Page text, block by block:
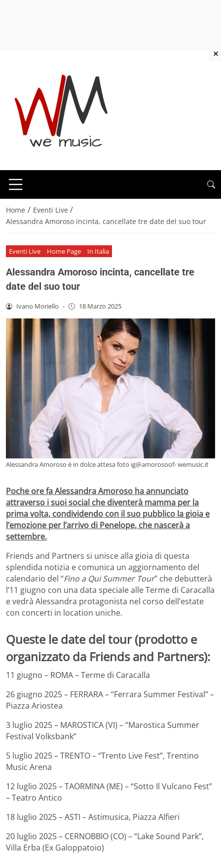
Home / Eventi Live /
Alessandra Amoroso incinta, cancellate tre date del suo tour
Eventi Live Home Page In Italia
Alessandra Amoroso incinta, cancellate tre
date del suo tour
Ivano Moriello - 18 Marzo 2025
Alessandra Amoroso è in dolce attesa foto ig@amorosoof- wemusic.it
Poche ore fa Alessandra Amoroso ha annunciato
attraverso i suoi social che diventerà mamma per la
prima volta, condividendo con il suo pubblico la gioia e
l’emozione per l’arrivo di Penelope, che nascerà a
settembre.
Friends and Partners si unisce alla gioia di questa
splendida notizia e comunica un aggiornamento del
calendario del “Fino a Qui Summer Tour” che debutterà
l’11 giugno con una data speciale alle Terme di Caracalla
e vedrà Alessandra protagonista nel corso dell’estate
con concerti in location uniche.
Queste le date del tour (prodotto e
organizzato da Friends and Partners):
11 giugno – ROMA – Terme di Caracalla
26 giugno 2025 – FERRARA – “Ferrara Summer Festival” –
Piazza Ariostea
3 luglio 2025 – MAROSTICA (VI) – “Marostica Summer
Festival Volksbank”
5 luglio 2025 – TRENTO – “Trento Live Fest”, Trentino
Music Arena
12 luglio 2025 – TAORMINA (ME) – “Sotto Il Vulcano Fest”
– Teatro Antico
18 luglio 2025 – ASTI – Astimusica, Piazza Alfieri
20 luglio 2025 – CERNOBBIO (CO) – “Lake Sound Park”,
Villa Erba (Ex Galoppatoio)
×